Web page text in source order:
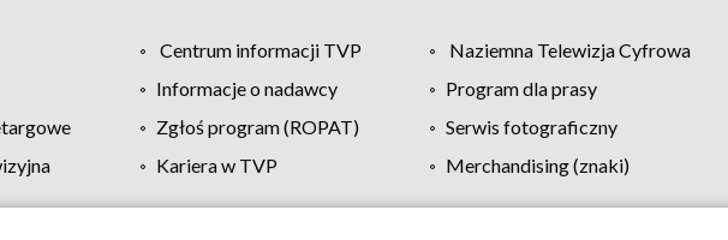
Centrum informacji TVP Naziemna Telewizja Cyfrowa
Informacje o nadawcy
Program dla prasy
Zgłoś program (ROPAT)
Serwis fotograficzny
Kariera w TVP
Merchandising (znaki)